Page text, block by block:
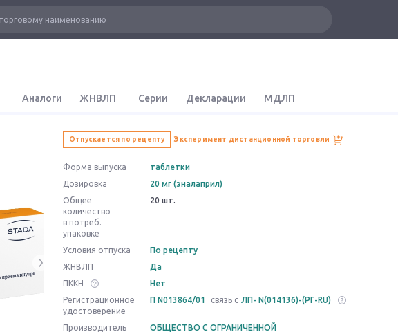
Аналоги ЖНВЛП Серии Декларации МДЛП
Отпускается по рецепту Эксперимент дистанционной торговли
Форма выпуска
таблетки
Дозировка
20 мг (эналаприл)
Общее
количество
в потреб.
упаковке
20 шт.
Условия отпуска
По рецепту
ЖНВЛП
Да
ПККН
Нет
Регистрационное
удостоверение
П N013864/01 связь с ЛП- N(014136)-(РГ-RU)
Производитель
ОБЩЕСТВО С ОГРАНИЧЕННОЙ